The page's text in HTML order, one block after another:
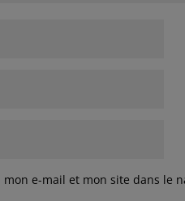
e-mail et mon site dans le